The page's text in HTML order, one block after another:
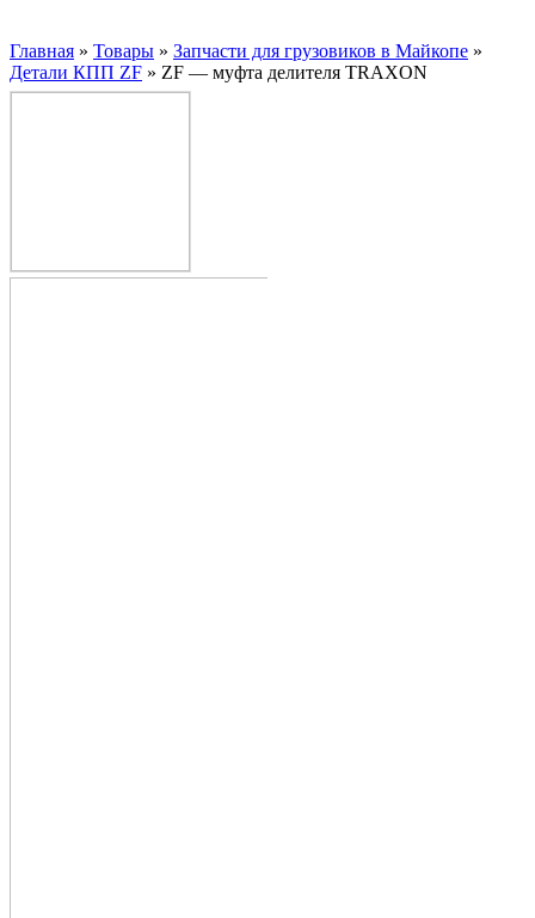
Главная » Товары » Запчасти для грузовиков в Майкопе »
Детали КПП ZF » ZF — муфта делителя TRAXON